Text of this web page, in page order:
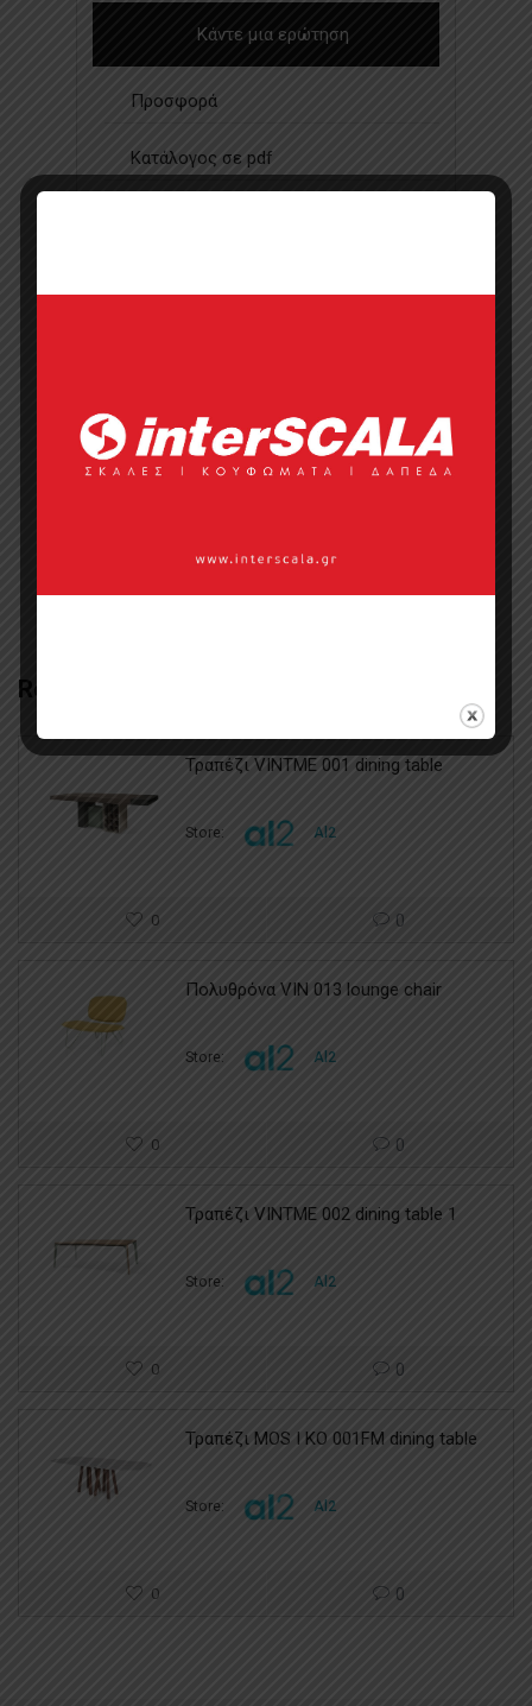
Κάντε μια ερώτηση
Προσφορά
Κατάλογος σε pdf
Πολυθρόνες ,Πολυθρόνες Ξενοδοχείου
Tags:πολυθρόνες εσωτερικού χώρου
πολυθρόνες σαλονιού
Related Products
Τραπέζι VINTME 001 dining table
Store: Al2
0 0
Πολυθρόνα VIN 013 lounge chair
Store: Al2
0 0
Τραπέζι VINTME 002 dining table 1
Store: Al2
0 0
Τραπέζι MOS I KO 001FM dining table
Store: Al2
0 0